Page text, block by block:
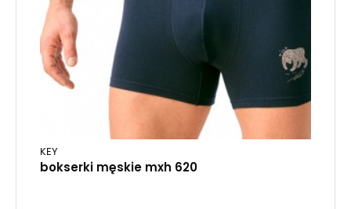
KEY
bokserki męskie mxh 620